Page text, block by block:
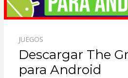
JUEGOS
Descargar The
para Android